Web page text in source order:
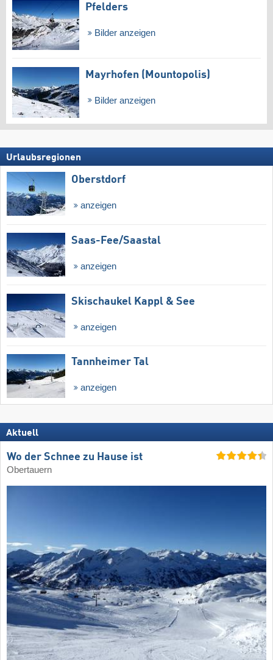
Pfelders
Bilder anzeigen
Mayrhofen (Mountopolis)
Bilder anzeigen
Urlaubsregionen
Oberstdorf
anzeigen
Saas-Fee/​Saastal
anzeigen
Skischaukel Kappl & See
anzeigen
Tannheimer Tal
anzeigen
Aktuell
Wo der Schnee zu Hause ist
Obertauern